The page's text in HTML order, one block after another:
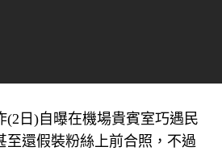
(2日)自曝在機場貴賓室巧遇民
至還假裝粉絲上前合照，不過